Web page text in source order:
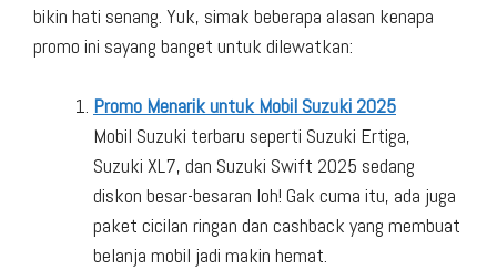
bikin hati senang. Yuk, simak beberapa alasan kenapa
promo ini sayang banget untuk dilewatkan:
Promo Menarik untuk Mobil Suzuki 2025
Mobil Suzuki terbaru seperti Suzuki Ertiga,
Suzuki XL7, dan Suzuki Swift 2025 sedang
diskon besar-besaran loh! Gak cuma itu, ada juga
paket cicilan ringan dan cashback yang membuat
belanja mobil jadi makin hemat.